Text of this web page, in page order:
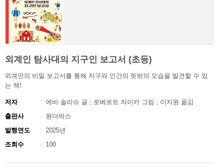
외계인 탐사대의 지구인 보고서 (초등)
외계인의 비밀 보고서를 통해 지구와 인간의 뜻밖의 모습을 발견할 수 있
는 책!
저자
에바 솔라슈 글 ; 로베르트 챠이카 그림 ; 이지원 옮김
출판사
원더박스
발행연도
2025년
조회수
100